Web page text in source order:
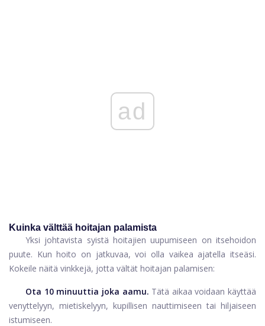
ad
Kuinka välttää hoitajan palamista
Yksi johtavista syistä hoitajien uupumiseen on itsehoidon
puute. Kun hoito on jatkuvaa, voi olla vaikea ajatella itseäsi.
Kokeile näitä vinkkejä, jotta vältät hoitajan palamisen:
Ota 10 minuuttia joka aamu. Tätä aikaa voidaan käyttää
venyttelyyn, mietiskelyyn, kupillisen nauttimiseen tai hiljaiseen
istumiseen.